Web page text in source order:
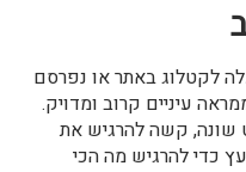
לקטלוג באתר או נפרסם
עיניים קרוב ומדויק.
שונה, קשה להרגיש את
כדי להרגיש מה הכי